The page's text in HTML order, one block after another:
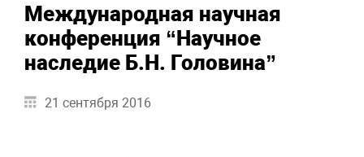
Международная научная
конференция “Научное
наследие Б.Н. Головина”
21 сентября 2016